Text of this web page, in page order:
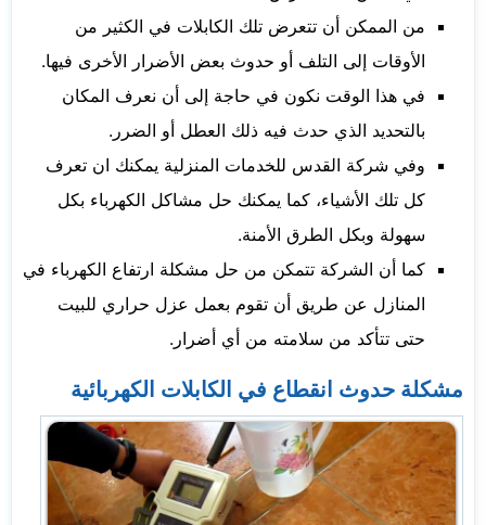
من الممكن أن تتعرض تلك الكابلات في الكثير من
الأوقات إلى التلف أو حدوث بعض الأضرار الأخرى فيها.
في هذا الوقت نكون في حاجة إلى أن نعرف المكان
بالتحديد الذي حدث فيه ذلك العطل أو الضرر.
وفي شركة القدس للخدمات المنزلية يمكنك ان تعرف
كل تلك الأشياء، كما يمكنك حل مشاكل الكهرباء بكل
سهولة وبكل الطرق الأمنة.
كما أن الشركة تتمكن من حل مشكلة ارتفاع الكهرباء في
المنازل عن طريق أن تقوم بعمل عزل حراري للبيت
حتى تتأكد من سلامته من أي أضرار.
مشكلة حدوث انقطاع في الكابلات الكهربائية